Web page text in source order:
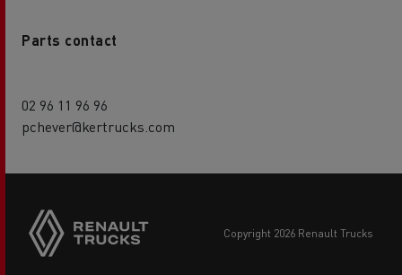
Parts contact
02 96 11 96 96
pchever@kertrucks.com
copyright 2026 Renault Trucks